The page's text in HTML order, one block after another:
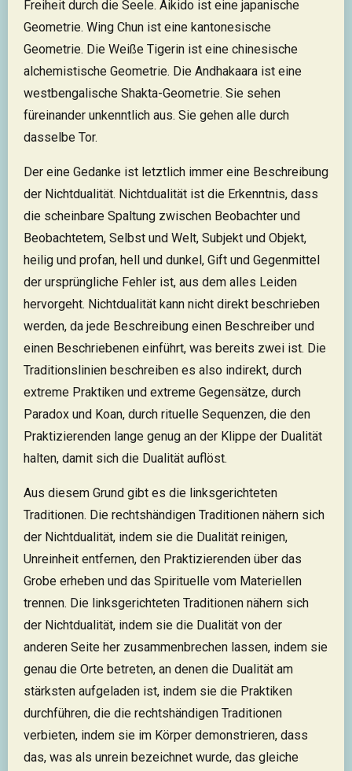
Freiheit durch die Seele. Aikido ist eine japanische
Geometrie. Wing Chun ist eine kantonesische
Geometrie. Die Weiße Tigerin ist eine chinesische
alchemistische Geometrie. Die Andhakaara ist eine
westbengalische Shakta-Geometrie. Sie sehen
füreinander unkenntlich aus. Sie gehen alle durch
dasselbe Tor.
Der eine Gedanke ist letztlich immer eine Beschreibung
der Nichtdualität. Nichtdualität ist die Erkenntnis, dass
die scheinbare Spaltung zwischen Beobachter und
Beobachtetem, Selbst und Welt, Subjekt und Objekt,
heilig und profan, hell und dunkel, Gift und Gegenmittel
der ursprüngliche Fehler ist, aus dem alles Leiden
hervorgeht. Nichtdualität kann nicht direkt beschrieben
werden, da jede Beschreibung einen Beschreiber und
einen Beschriebenen einführt, was bereits zwei ist. Die
Traditionslinien beschreiben es also indirekt, durch
extreme Praktiken und extreme Gegensätze, durch
Paradox und Koan, durch rituelle Sequenzen, die den
Praktizierenden lange genug an der Klippe der Dualität
halten, damit sich die Dualität auflöst.
Aus diesem Grund gibt es die linksgerichteten
Traditionen. Die rechtshändigen Traditionen nähern sich
der Nichtdualität, indem sie die Dualität reinigen,
Unreinheit entfernen, den Praktizierenden über das
Grobe erheben und das Spirituelle vom Materiellen
trennen. Die linksgerichteten Traditionen nähern sich
der Nichtdualität, indem sie die Dualität von der
anderen Seite her zusammenbrechen lassen, indem sie
genau die Orte betreten, an denen die Dualität am
stärksten aufgeladen ist, indem sie die Praktiken
durchführen, die die rechtshändigen Traditionen
verbieten, indem sie im Körper demonstrieren, dass
das, was als unrein bezeichnet wurde, das gleiche